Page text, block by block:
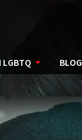
LGBTQ BLOG